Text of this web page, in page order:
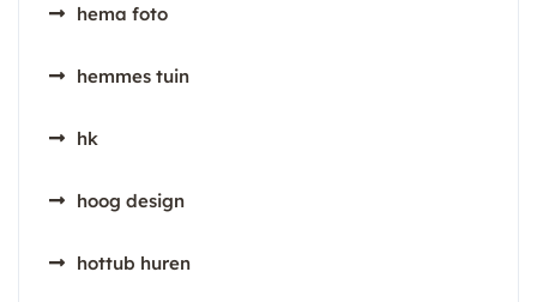
hema foto
hemmes tuin
hk
hoog design
hottub huren